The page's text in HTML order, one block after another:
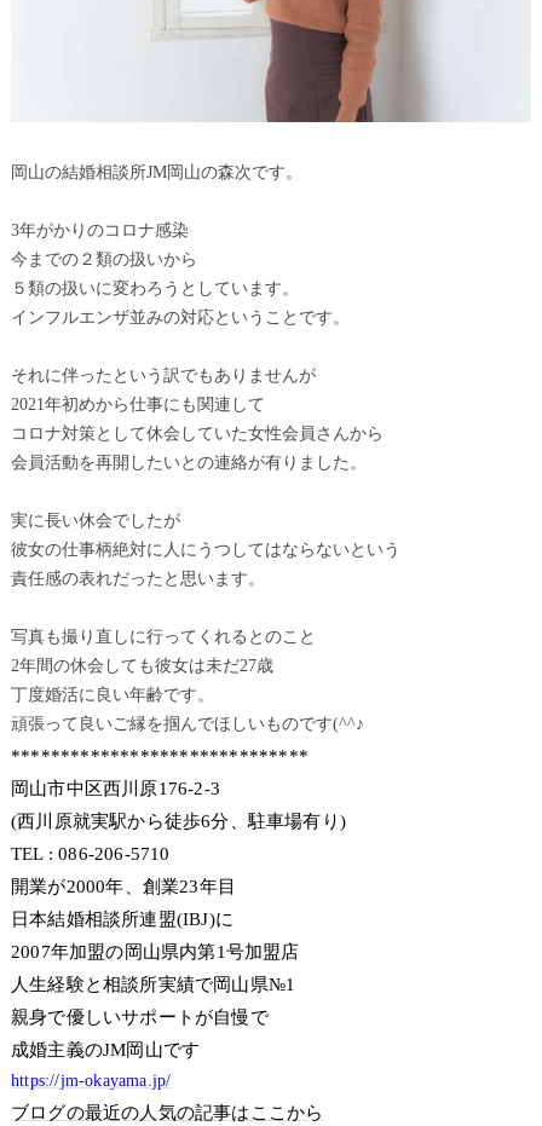
岡山の結婚相談所JM岡山の森次です。
3年がかりのコロナ感染
今までの２類の扱いから
５類の扱いに変わろうとしています。
インフルエンザ並みの対応ということです。
それに伴ったという訳でもありませんが
2021年初めから仕事にも関連して
コロナ対策として休会していた女性会員さんから
会員活動を再開したいとの連絡が有りました。
実に長い休会でしたが
彼女の仕事柄絶対に人にうつしてはならないという
責任感の表れだったと思います。
写真も撮り直しに行ってくれるとのこと
2年間の休会しても彼女は未だ27歳
丁度婚活に良い年齢です。
頑張って良いご縁を掴んでほしいものです(^^♪
******************************
岡山市中区西川原176-2-3
(西川原就実駅から徒歩6分、駐車場有り)
TEL : 086-206-5710
開業が2000年、創業23年目
日本結婚相談所連盟(IBJ)に
2007年加盟の岡山県内第1号加盟店
人生経験と相談所実績で岡山県№1
親身で優しいサポートが自慢で
成婚主義のJM岡山です
https://jm-okayama.jp/
ブログの最近の人気の記事はここから